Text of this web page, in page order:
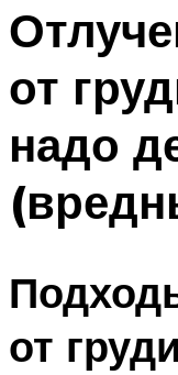
от
надо
от груди